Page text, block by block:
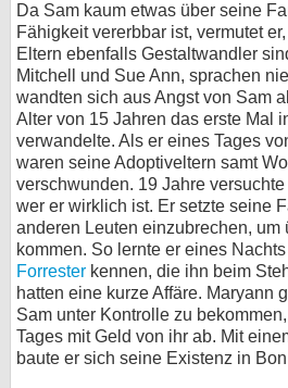
Da Sam kaum etwas über seine
Fähigkeit vererbbar ist, vermutet
Eltern ebenfalls Gestaltwandler
Mitchell und Sue Ann, sprachen
wandten sich aus Angst von Sam
Alter von 15 Jahren das erste Mal
verwandelte. Als er eines Tages
waren seine Adoptiveltern samt
verschwunden. 19 Jahre
wer er wirklich ist. Er setzte seine
anderen Leuten einzubrechen, um
kommen. So lernte er eines
Forrester kennen, die ihn beim
hatten eine kurze Affäre. Maryann
Sam unter Kontrolle zu
Tages mit Geld von ihr ab. Mit
baute er sich seine Existenz in